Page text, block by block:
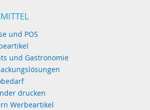
und POS
und Gastronomie
drucken
Werbeartikel